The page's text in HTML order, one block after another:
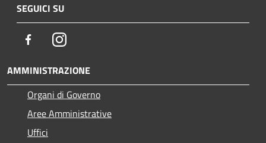
SEGUICI SU
FacebookInstagram
AMMINISTRAZIONE
Organi di Governo
Aree Amministrative
Uffici